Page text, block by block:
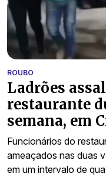
ROUBO
Ladrões
restaurante
semana, em
Funcionários do
ameaçados nas duas
em um intervalo de